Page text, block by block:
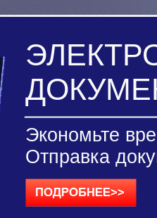
Экономьте
Отправка